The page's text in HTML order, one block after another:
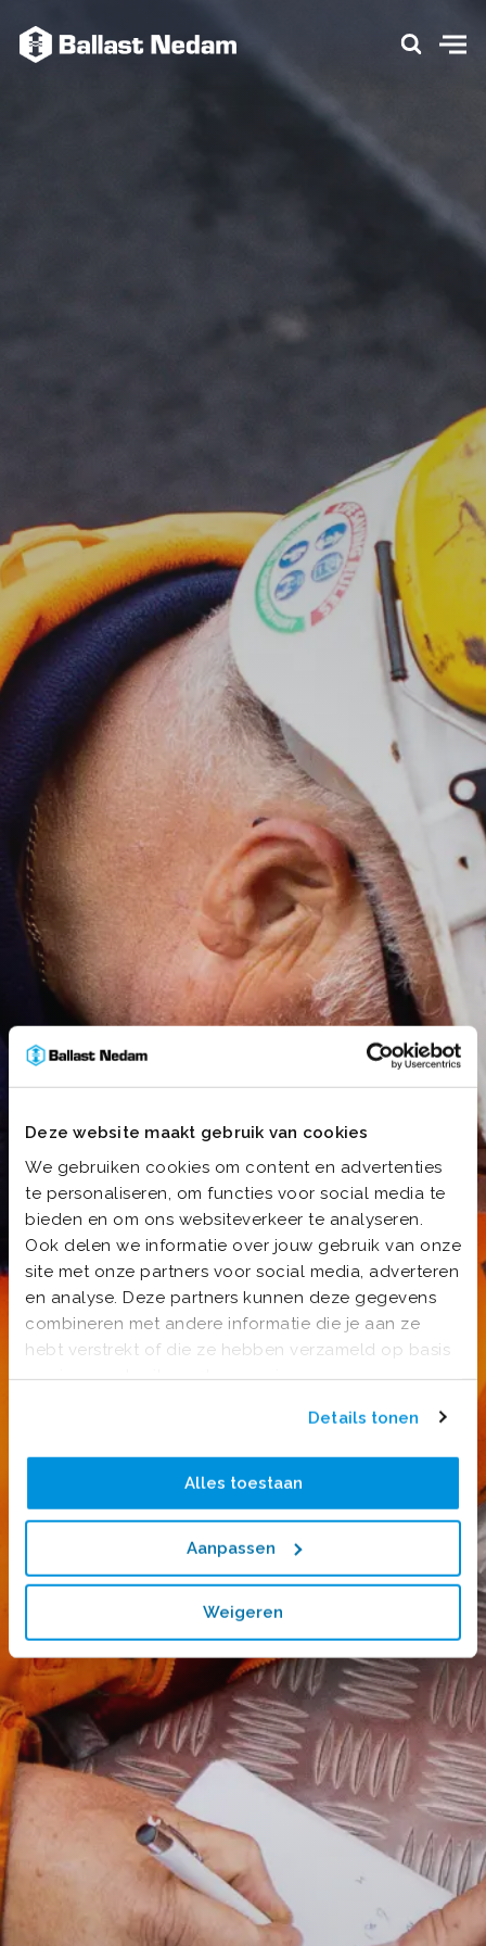
Deze website maakt gebruik van cookies
We gebruiken cookies om content en advertenties
te personaliseren, om functies voor social media te
bieden en om ons websiteverkeer te analyseren.
Ook delen we informatie over jouw gebruik van onze
site met onze partners voor social media, adverteren
en analyse. Deze partners kunnen deze gegevens
combineren met andere informatie die je aan ze
hebt verstrekt of die ze hebben verzameld op basis
van jouw gebruik van hun services.
Details tonen
Alles toestaan
Aanpassen
Weigeren